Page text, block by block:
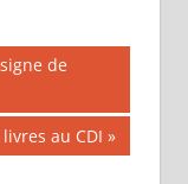
de
au CDI